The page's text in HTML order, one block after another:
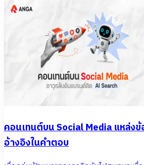
คอนเทนต์บน Social Media แหล่ง
อ้างอิงในคำตอบ